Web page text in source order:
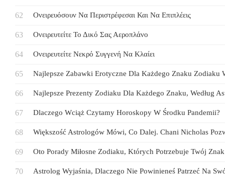
Ονειρευόσουν Να Περιστρέφεσαι Και Να Επιπλέεις
Ονειρευτείτε Το Δικό Σας Αεροπλάνο
Ονειρευτείτε Νεκρό Συγγενή Να Κλαίει
Najlepsze Zabawki Erotyczne Dla Każdego Znaku Zodiaku
Najlepsze Prezenty Zodiaku Dla Każdego Znaku, Według
Dlaczego Wciąż Czytamy Horoskopy W Środku Pandemii?
Większość Astrologów Mówi, Co Dalej. Chani Nicholas
Oto Porady Miłosne Zodiaku, Których Potrzebuje Twój
Astrolog Wyjaśnia, Dlaczego Nie Powinieneś Patrzeć Na